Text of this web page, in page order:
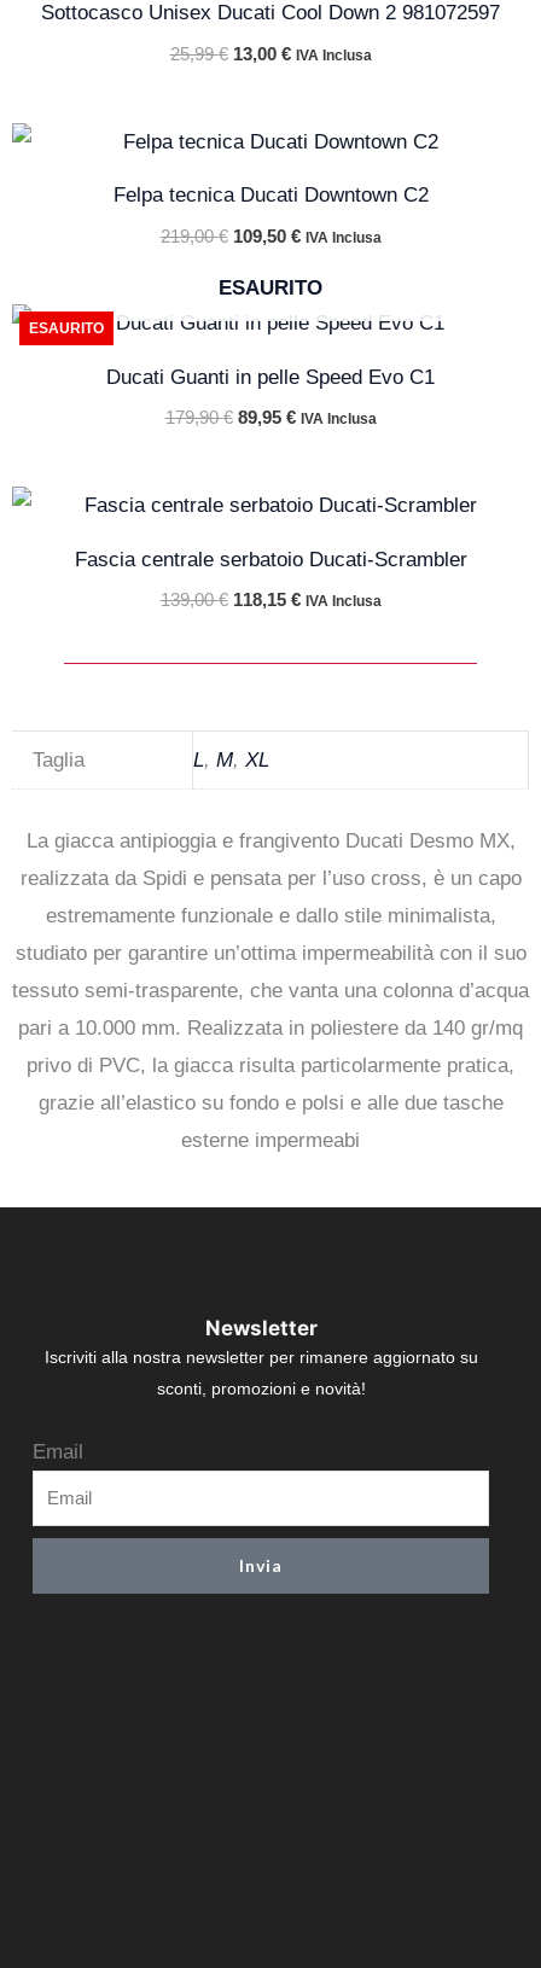
Sottocasco Unisex Ducati Cool Down 2 981072597
25,99€
era:
25,99 €.
13,00 €
è:
13,00 €.
IVA Inclusa
Felpa tecnica Ducati Downtown C2
219,00€
Il
era:
219,00 €.
109,50 €
Il
è:
109,50 €.
IVA Inclusa
ESAURITO
ESAURITO
Ducati Guanti in pelle Speed Evo C1
179,90€
Il
prezzo
era:
179,90 €.
89,95 €
Il
prezzo
è:
89,95 €.
IVA Inclusa
Fascia centrale serbatoio Ducati-Scrambler
139,00€
Il
era:
139,00 €.
118,15 €
Il
è:
118,15 €.
IVA Inclusa
Taglia L, M, XL
La giacca antipioggia e frangivento Ducati Desmo MX,
realizzata da Spidi e pensata per l’uso cross, è un capo
estremamente funzionale e dallo stile minimalista,
studiato per garantire un’ottima impermeabilità con il suo
tessuto semi-trasparente, che vanta una colonna d’acqua
pari a 10.000 mm. Realizzata in poliestere da 140 gr/mq
privo di PVC, la giacca risulta particolarmente pratica,
grazie all’elastico su fondo e polsi e alle due tasche
esterne impermeabi
Newsletter
Iscriviti alla nostra newsletter per rimanere aggiornato su
sconti, promozioni e novità!
Email
Invia